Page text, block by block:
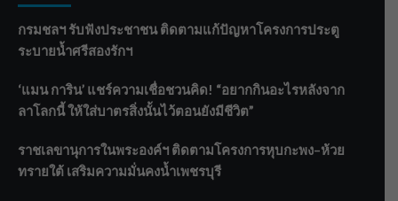
กรมชลฯ รับฟังประชาชน ติดตามแก้ปัญหาโครงการประตู
ระบายน้ำศรีสองรักฯ
‘แมน การิน’ แชร์ความเชื่อชวนคิด! “อยากกินอะไรหลังจาก
ลาโลกนี้ ให้ใส่บาตรสิ่งนั้นไว้ตอนยังมีชีวิต”
ราชเลขานุการในพระองค์ฯ ติดตามโครงการหุบกะพง–ห้วย
ทรายใต้ เสริมความมั่นคงน้ำเพชรบุรี